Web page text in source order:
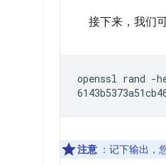
接下来，我们
openssl rand -
注意 ：记下输出，